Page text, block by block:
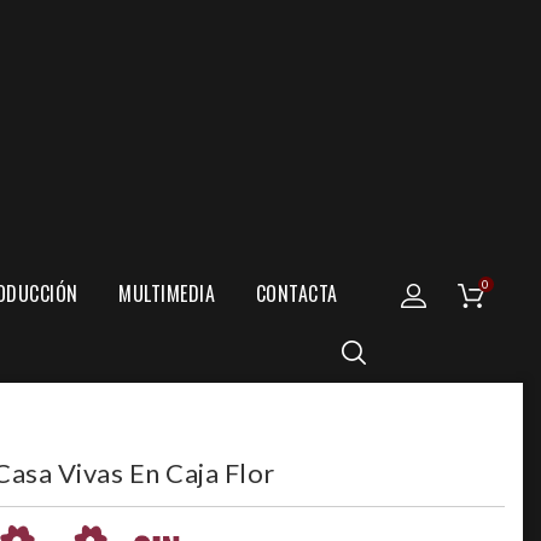
MULTIMEDIA CONTACTA 0
Vivas En Caja Flor